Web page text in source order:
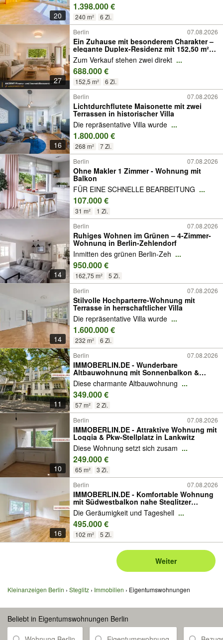
20
1.398.000 €
240 m² 6 Zi.
27
Berlin 07.08.2026
Ein Zuhause mit besonderem Charakter –
elegante Duplex-Residenz mit 152,50 m²
Wohnfläche
Zum Verkauf stehen zwei direkt ...
688.000 €
152,5 m² 6 Zi.
16
Berlin 07.08.2026
Lichtdurchflutete Maisonette mit zwei
Terrassen in historischer Villa
Die repräsentative Villa wurde ...
1.800.000 €
268 m²
7 Zi.
Berlin
07.08.2026
Ohne Makler 1 Zimmer - Wohnung mit
Balkon
FÜR EINE SCHNELLE BEARBEITUNG ...
107.000 €
31 m² 1 Zi.
14
Berlin 07.08.2026
Ruhiges Wohnen im Grünen – 4-Zimmer-
Wohnung in Berlin-Zehlendorf
Inmitten des grünen Berlin-Zeh ...
950.000 €
162,75 m² 5 Zi.
14
Berlin 07.08.2026
Stilvolle Hochparterre-Wohnung mit
Terrasse in herrschaftlicher Villa
Die repräsentative Villa wurde ...
1.600.000 €
232 m² 6 Zi.
11
Berlin 07.08.2026
IMMOBERLIN.DE - Wunderbare
Altbauwohnung mit Sonnenbalkon &
Dachrohling in gefragter Lage
Diese charmante Altbauwohnung ...
349.000 €
57 m² 2 Zi.
10
Berlin 07.08.2026
IMMOBERLIN.DE - Attraktive Wohnung mit
Loggia & Pkw-Stellplatz in Lankwitz
Diese Wohnung setzt sich zusam ...
249.000 €
65 m² 3 Zi.
16
Berlin 07.08.2026
IMMOBERLIN.DE - Komfortable Wohnung
mit Südwestbalkon nahe Steglitzer
Schloßstraße
Die Geräumigkeit und Tageshell ...
495.000 €
102 m² 5 Zi.
Weiter
Kleinanzeigen Berlin Steglitz Immobilien Eigentumswohnungen
Beliebt in Eigentumswohnungen Berlin